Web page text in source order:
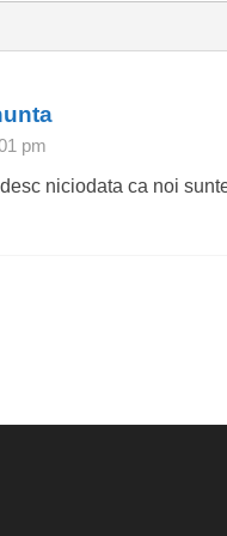
pm
niciodata ca noi